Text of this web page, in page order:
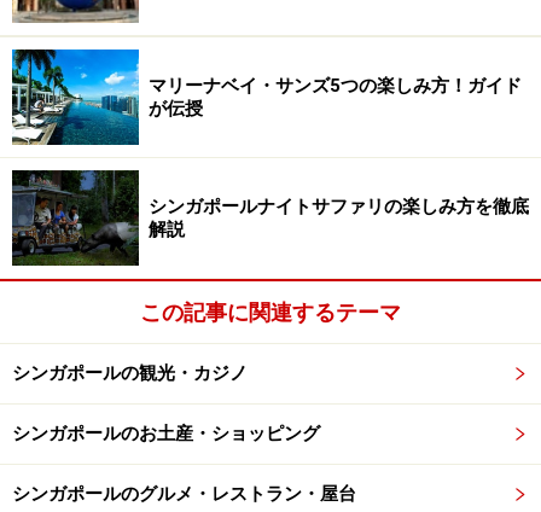
マリーナベイ・サンズ5つの楽しみ方！ガイド
が伝授
シンガポールナイトサファリの楽しみ方を徹底
解説
この記事に関連するテーマ
シンガポールの観光・カジノ
シンガポールのお土産・ショッピング
シンガポールのグルメ・レストラン・屋台